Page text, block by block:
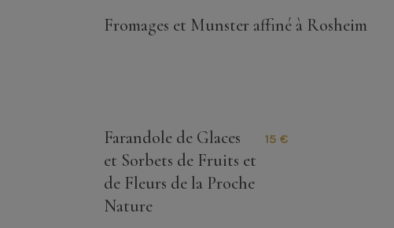
Fromages et Munster affiné à Rosheim
Farandole de Glaces
et Sorbets de Fruits et
de Fleurs de la Proche
Nature
15 €